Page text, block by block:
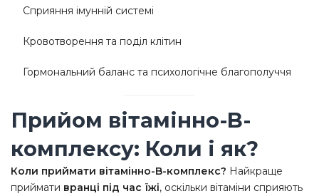
Сприяння імунній системі
Кровотворення та поділ клітин
Гормональний баланс та психологічне благополуччя
Прийом вітамінно-B-
комплексу: Коли і як?
Коли приймати вітамінно-B-комплекс? Найкраще
приймати вранці під час їжі, оскільки вітаміни сприяють